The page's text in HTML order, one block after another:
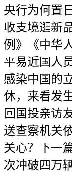
央行为何置
收支境逛新
例》《中华
平易近国人
感染中国的
休，来看发
回国投亲访
送查察机关
关心？下一
次冲破四万